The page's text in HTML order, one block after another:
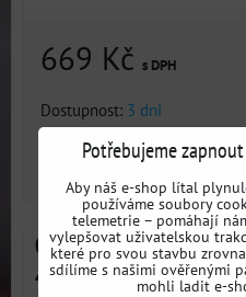
669 Kč s DPH
Dostupnost: 3 dni
ZVOLTE VARIANTU
011809A Přední spodní
47mm SPORT
Potřebujeme
Aby náš e-shop lítal
používáme soubory
telemetrie – pomáhají
vylepšovat uživatelskou
které pro svou stavbu
sdílíme s našimi ověřenými
mohli ladit e-